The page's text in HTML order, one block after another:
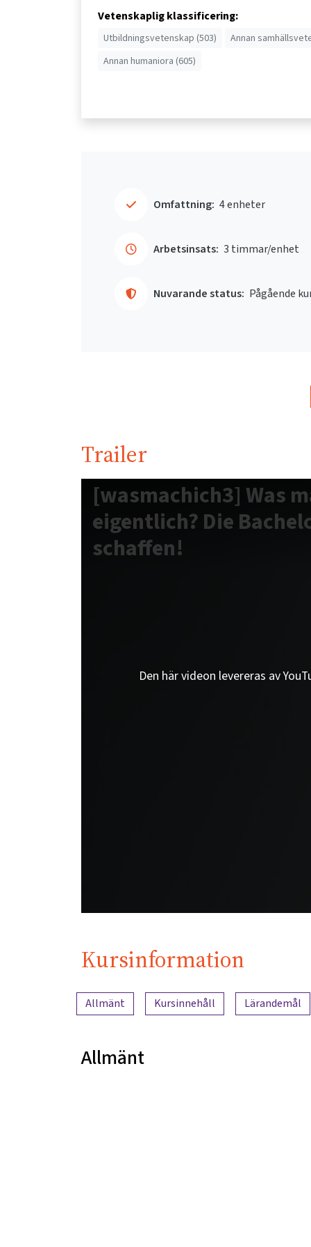
Vetenskaplig klassificering:
Utbildningsvetenskap (503)
Annan
Annan humaniora (605)
Omfattning: 4 enheter
Arbetsinsats: 3 timmar/enhet
Nuvarande status: Pågående
Trailer
[wasmachich3] Was
eigentlich? Die
schaffen!
Den här videon levereras av
Kursinformation
Innehållsöversikt
Allmänt Kursinnehåll Lärandemål
Allmänt